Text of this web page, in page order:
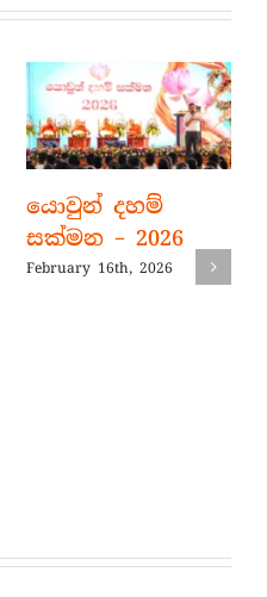
යොවුන් දහම්
සක්මන – 2026
February 16th, 2026